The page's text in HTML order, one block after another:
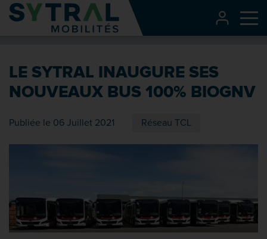
Contenu
Entête de page
Recherche
Pied de page
LE SYTRAL INAUGURE SES
NOUVEAUX BUS 100% BIOGNV
Publiée le 06 Juillet 2021 Réseau TCL